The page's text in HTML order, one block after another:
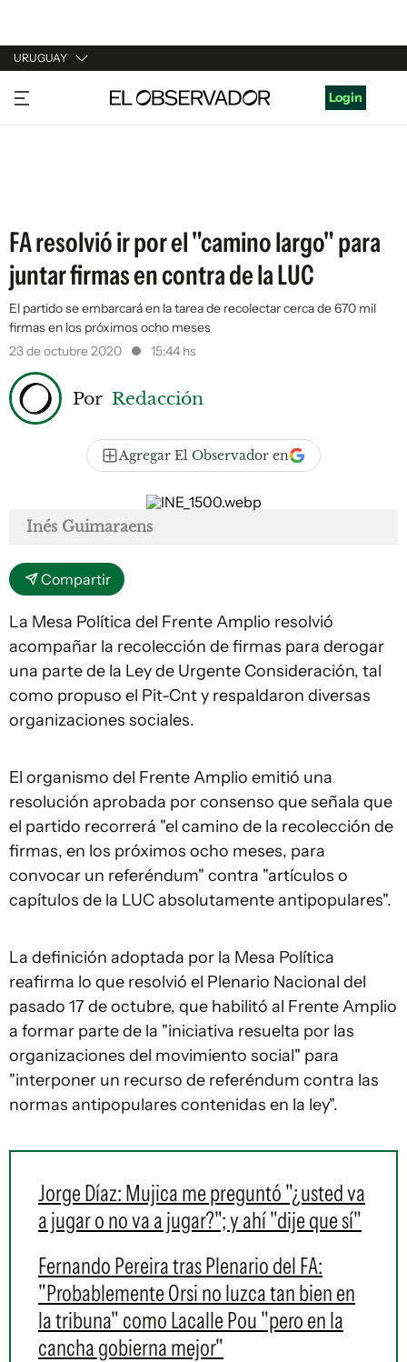
URUGUAY
URUGUAY
ARGENTINA
Login
FA resolvió ir por el "camino largo" para
juntar firmas en contra de la LUC
El partido se embarcará en la tarea de recolectar cerca de 670 mil
firmas en los próximos ocho meses
23 de octubre 2020
15:44 hs
Por Redacción
Agregar El Observador en
Inés Guimaraens
Compartir
La Mesa Política del Frente Amplio resolvió
acompañar la recolección de firmas para derogar
una parte de la Ley de Urgente Consideración, tal
como propuso el Pit-Cnt y respaldaron diversas
organizaciones sociales.
El organismo del Frente Amplio emitió una
resolución aprobada por consenso que señala que
el partido recorrerá "el camino de la recolección de
firmas, en los próximos ocho meses, para
convocar un referéndum" contra "artículos o
capítulos de la LUC absolutamente antipopulares".
La definición adoptada por la Mesa Política
reafirma lo que resolvió el Plenario Nacional del
pasado 17 de octubre, que habilitó al Frente Amplio
a formar parte de la "iniciativa resuelta por las
organizaciones del movimiento social" para
"interponer un recurso de referéndum contra las
normas antipopulares contenidas en la ley".
Jorge Díaz: Mujica me preguntó "¿usted va
a jugar o no va a jugar?"; y ahí "dije que sí"
Fernando Pereira tras Plenario del FA:
"Probablemente Orsi no luzca tan bien en
la tribuna" como Lacalle Pou "pero en la
cancha gobierna mejor"